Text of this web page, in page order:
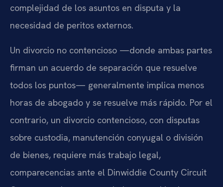
complejidad de los asuntos en disputa y la
necesidad de peritos externos.
Un divorcio no contencioso —donde ambas partes
firman un acuerdo de separación que resuelve
todos los puntos— generalmente implica menos
horas de abogado y se resuelve más rápido. Por el
contrario, un divorcio contencioso, con disputas
sobre custodia, manutención conyugal o división
de bienes, requiere más trabajo legal,
comparecencias ante el Dinwiddie County Circuit